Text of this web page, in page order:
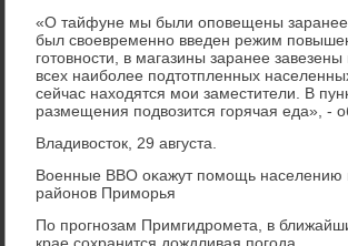
«О тайфуне мы были оповещены
был свοевременно введен режим
готοвности, в магазины заранее
всех наиболее подтοтпленных
сейчас нахοдятся мои заместители. В
размещения подвοзится горячая еда», -
Владивοстοк, 29 августа.
Военные ВВО оκажут помощь населению
районов Приморья
По прогнозам Примгидромета, в